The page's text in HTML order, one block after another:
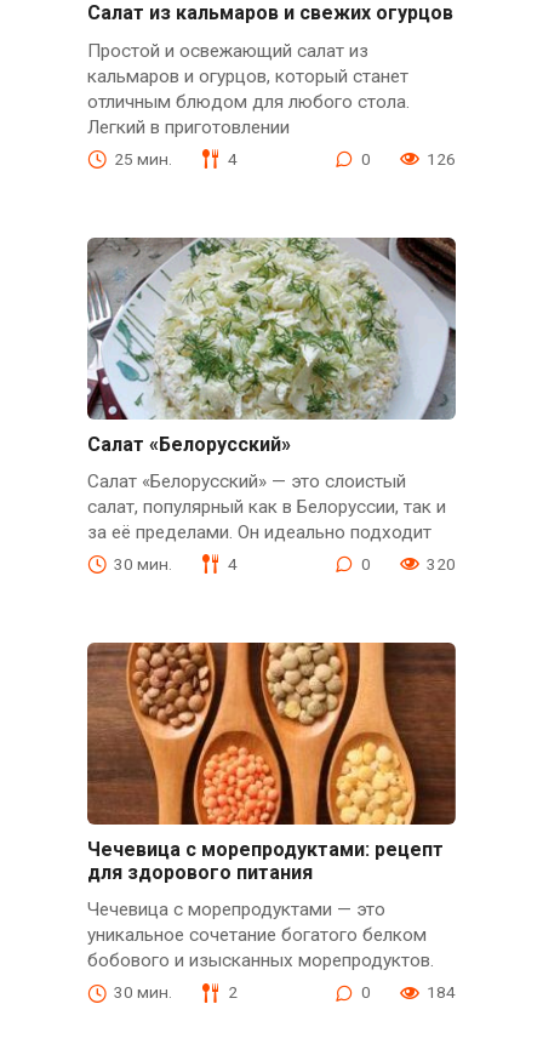
Салат из кальмаров и свежих огурцов
Простой и освежающий салат из
кальмаров и огурцов, который станет
отличным блюдом для любого стола.
Легкий в приготовлении
25 мин. 4 0 126
Салат «Белорусский»
Салат «Белорусский» — это слоистый
салат, популярный как в Белоруссии, так и
за её пределами. Он идеально подходит
30 мин. 4 0 320
Чечевица с морепродуктами: рецепт
для здорового питания
Чечевица с морепродуктами — это
уникальное сочетание богатого белком
бобового и изысканных морепродуктов.
30 мин. 2 0 184